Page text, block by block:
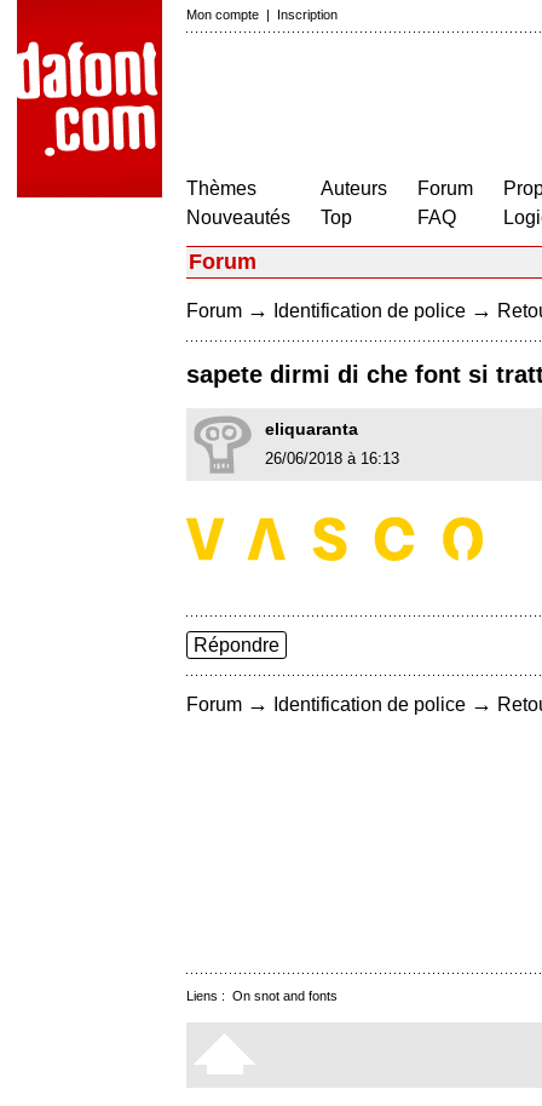
Mon compte | Inscription
Thèmes
Nouveautés
Auteurs
Top
Forum
FAQ
Forum
Forum → Identification de police →
sapete dirmi di che font si
eliquaranta
26/06/2018 à 16:13
Répondre
Forum → Identification de police →
Liens : On snot and fonts